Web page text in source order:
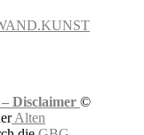
Disclaimer ©
Alten